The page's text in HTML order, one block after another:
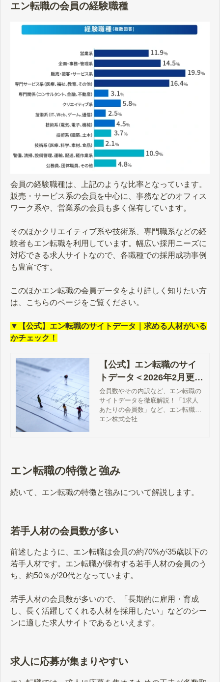
エン転職の会員の経験職種
会員の経験職種は、上記のような比率となっています。
販売・サービス系の会員を中心に、事務などのオフィス
ワーク系や、営業系の会員も多く保有しています。
そのほかクリエイティブ系や技術系、専門職系などの経
験者もエン転職を利用しています。幅広い採用ニーズに
対応できる求人サイトなので、各職種での採用成功事例
も豊富です。
このほかエン転職の会員データをより詳しく知りたい方
は、こちらのページをご覧ください。
▼【公式】エン転職のサイトデータ｜求める人材がいる
かチェック！
【公式】エン転職のサイ
トデータ＜2026年2月更新
＞｜求める人材がいるか
チェック！
会員数やその内訳など、エン転職の
サイトデータを徹底解説！「1求人
あたりの会員数」など、エン転職公
式サイトだからこそ明かせるデータ
エン株式会社
エン転職の特徴と強み
続いて、エン転職の特徴と強みについて解説します。
若手人材の会員数が多い
前述したように、エン転職は会員の約70%が35歳以下の
若手人材です。エン転職が保有する若手人材の会員のう
ち、約50％が20代となっています。
若手人材の会員数が多いので、「長期的に雇用・育成
し、長く活躍してくれる人材を採用したい」などのシー
ンに適した求人サイトであるといえます。
求人に応募が集まりやすい